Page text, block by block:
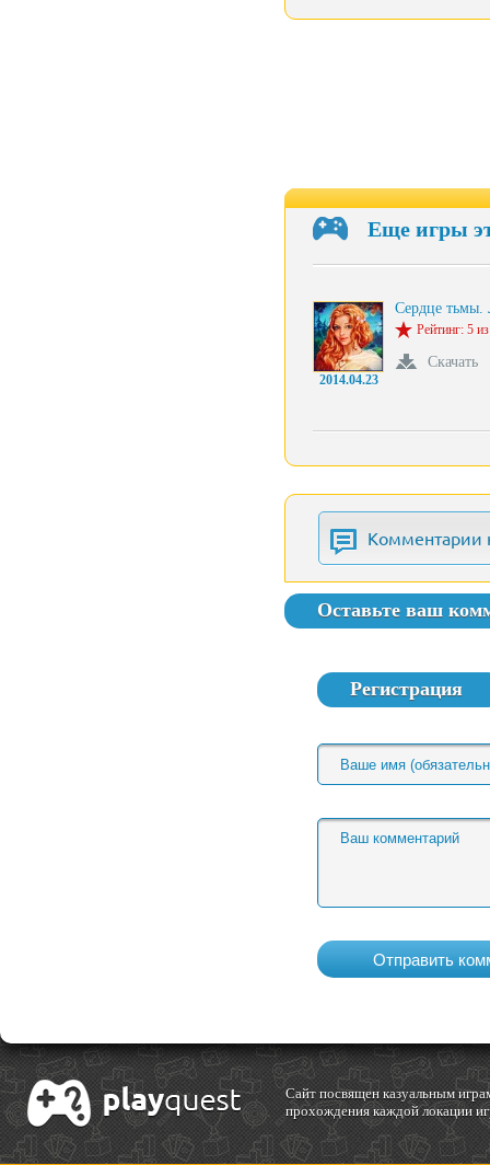
Еще игры
2014.04.23
Сердце
Рейтинг: 5
Скачать
Комментарии
Оставьте ваш
Регистрация
Cайт посвящен казуальным
прохождения каждой локации